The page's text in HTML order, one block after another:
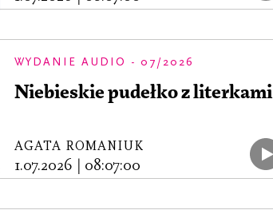
WYDANIE AUDIO - 07/2026
Niebieskie pudełko z literkami
AGATA ROMANIUK
1.07.2026 08:07:00